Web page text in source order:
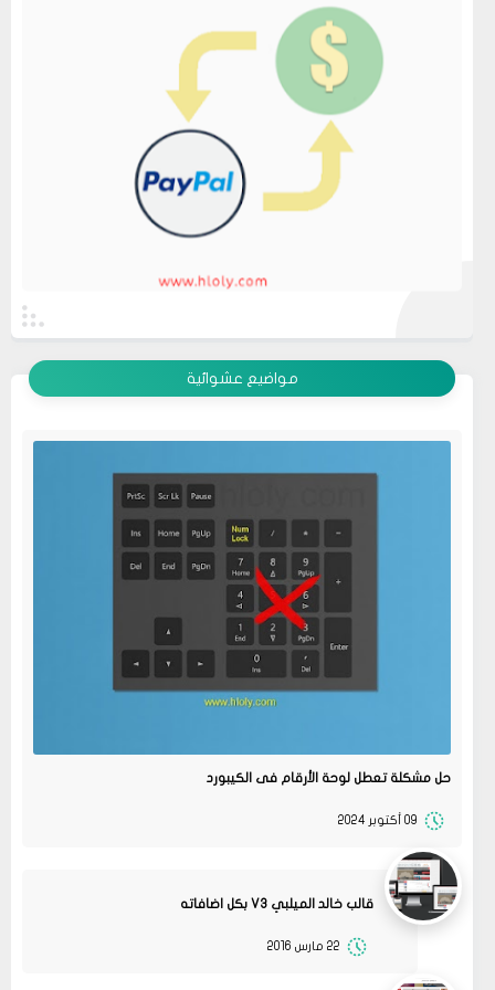
مواضيع عشوائية
حل مشكلة تعطل لوحة الأرقام فى الكيبورد
09 أكتوبر 2024
قالب خالد الميلبي V3 بكل اضافاته
22 مارس 2016